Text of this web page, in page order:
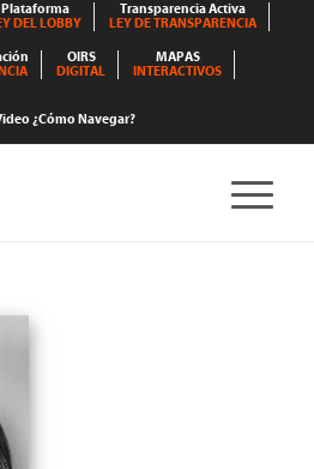
Plataforma
DEL LOBBY
Transparencia Activa
LEY DE TRANSPARENCIA
OIRS
DIGITAL
MAPAS
INTERACTIVOS
¿Cómo Navegar?